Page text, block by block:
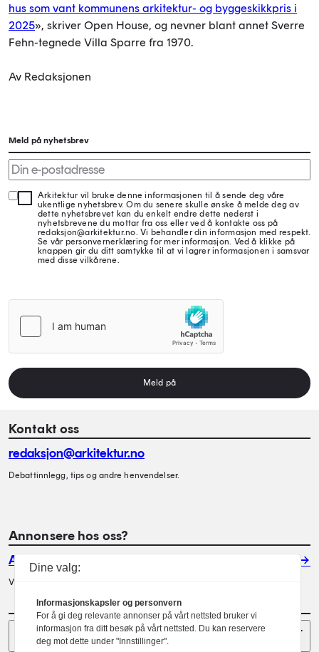
hus som vant kommunens arkitektur- og byggeskikkpris i
2025», skriver Open House, og nevner blant annet Sverre
Fehn-tegnede Villa Sparre fra 1970.
Av Redaksjonen
Meld på nyhetsbrev
Arkitektur vil bruke denne informasjonen til å sende deg våre
ukentlige nyhetsbrev. Om du senere skulle ønske å melde deg av
dette nyhetsbrevet kan du enkelt endre dette nederst i
nyhetsbrevene du mottar fra oss eller ved å kontakte oss på
redaksjon@arkitektur.no. Vi behandler din informasjon med respekt.
Se vår personvernerklæring for mer informasjon. Ved å klikke på
knappen gir du ditt samtykke til at vi lagrer informasjonen i samsvar
med disse vilkårene.
Meld på
Kontakt oss
redaksjon@arkitektur.no
Debattinnlegg, tips og andre henvendelser.
Annonsere hos oss?
Annonser
Vil du annonsere i Arkitektur? Les mer her.
Sider
Dine valg:
Informasjonskapsler og personvern
For å gi deg relevante annonser på vårt nettsted bruker vi
informasjon fra ditt besøk på vårt nettsted. Du kan reservere
deg mot dette under "Innstillinger".